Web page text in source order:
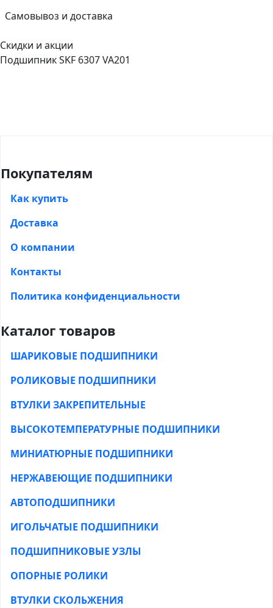
Самовывоз и доставка
Скидки и акции
Подшипник SKF 6307 VA201
Покупателям
Как купить
Доставка
О компании
Контакты
Политика конфиденциальности
Каталог товаров
ШАРИКОВЫЕ ПОДШИПНИКИ
РОЛИКОВЫЕ ПОДШИПНИКИ
ВТУЛКИ ЗАКРЕПИТЕЛЬНЫЕ
ВЫСОКОТЕМПЕРАТУРНЫЕ ПОДШИПНИКИ
МИНИАТЮРНЫЕ ПОДШИПНИКИ
НЕРЖАВЕЮЩИЕ ПОДШИПНИКИ
АВТОПОДШИПНИКИ
ИГОЛЬЧАТЫЕ ПОДШИПНИКИ
ПОДШИПНИКОВЫЕ УЗЛЫ
ОПОРНЫЕ РОЛИКИ
ВТУЛКИ СКОЛЬЖЕНИЯ